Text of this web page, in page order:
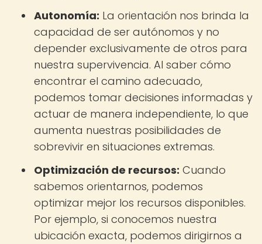
Autonomía: La orientación nos brinda la
capacidad de ser autónomos y no
depender exclusivamente de otros para
nuestra supervivencia. Al saber cómo
encontrar el camino adecuado,
podemos tomar decisiones informadas y
actuar de manera independiente, lo que
aumenta nuestras posibilidades de
sobrevivir en situaciones extremas.
Optimización de recursos: Cuando
sabemos orientarnos, podemos
optimizar mejor los recursos disponibles.
Por ejemplo, si conocemos nuestra
ubicación exacta, podemos dirigirnos a